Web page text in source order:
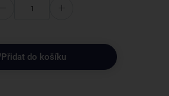
Přidat do košíku